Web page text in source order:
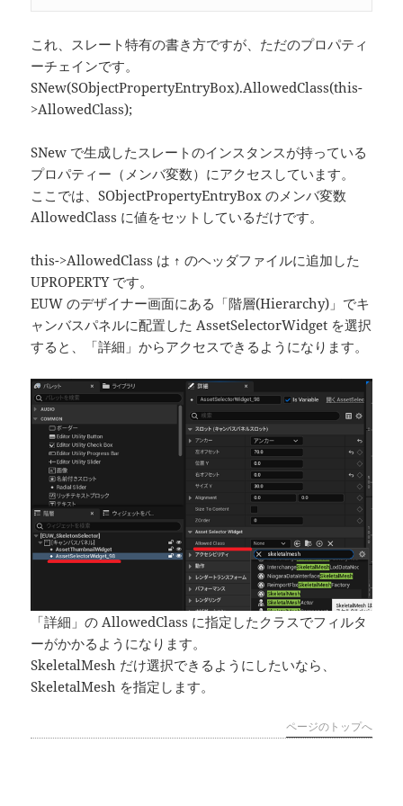
これ、スレート特有の書き方ですが、ただのプロパティ
ーチェインです。
SNew(SObjectPropertyEntryBox).AllowedClass(this-
>AllowedClass);
SNew で生成したスレートのインスタンスが持っている
プロパティー（メンバ変数）にアクセスしています。
ここでは、SObjectPropertyEntryBox のメンバ変数
AllowedClass に値をセットしているだけです。
this->AllowedClass は ↑ のヘッダファイルに追加した
UPROPERTY です。
EUW のデザイナー画面にある「階層(Hierarchy)」でキ
ャンバスパネルに配置した AssetSelectorWidget を選択
すると、「詳細」からアクセスできるようになります。
「詳細」の AllowedClass に指定したクラスでフィルタ
ーがかかるようになります。
SkeletalMesh だけ選択できるようにしたいなら、
SkeletalMesh を指定します。
ページのトップへ